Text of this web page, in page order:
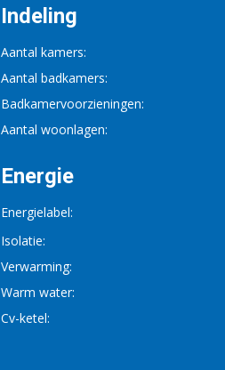
Indeling
Aantal kamers:
Aantal badkamers:
Badkamervoorzieningen:
Aantal woonlagen:
Energie
Energielabel:
Isolatie:
Verwarming:
Warm water:
Cv-ketel: